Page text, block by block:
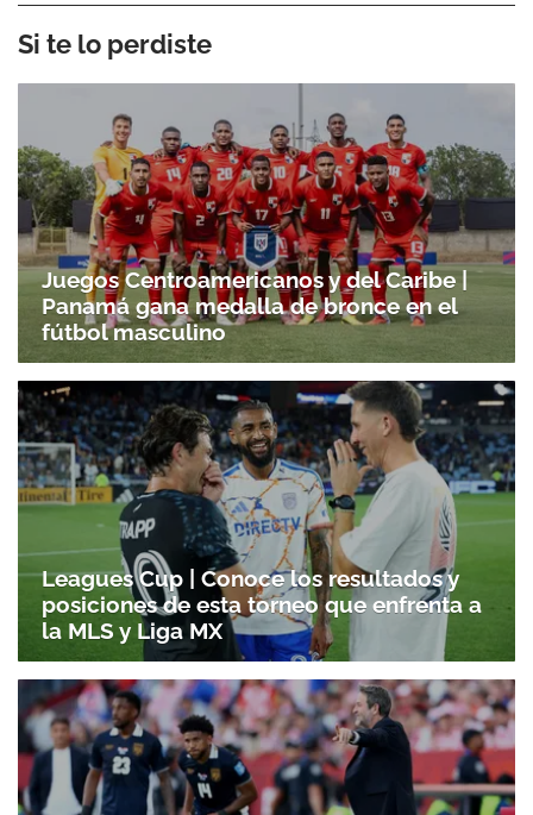
Si te lo perdiste
Juegos Centroamericanos y del Caribe |
Panamá gana medalla de bronce en el
fútbol masculino
Leagues Cup | Conoce los resultados y
posiciones de esta torneo que enfrenta a
la MLS y Liga MX